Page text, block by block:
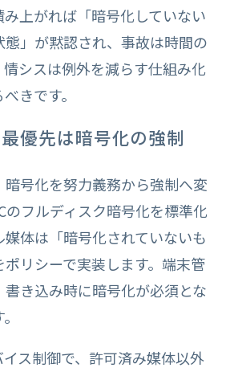
上がれば「暗号化していない
」が黙認され、事故は時間の
シスは例外を減らす仕組み化
きです。
優先は暗号化の強制
号化を努力義務から強制へ変
のフルディスク暗号化を標準化
媒体は「暗号化されていないも
リシーで実装します。端末管
き込み時に暗号化が必須とな
ス制御で、許可済み媒体以外